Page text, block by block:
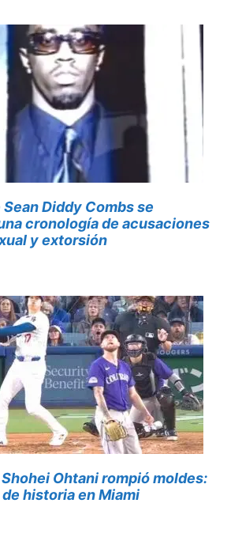
Diddy Combs se
cronología de acusaciones
y extorsión
Ohtani rompió moldes:
historia en Miami